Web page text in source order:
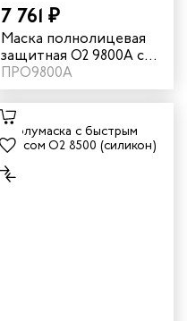
7 761 ₽
Маска полнолицевая
защитная О2 9800А с
химстойким
покрытием
ПРО9800А